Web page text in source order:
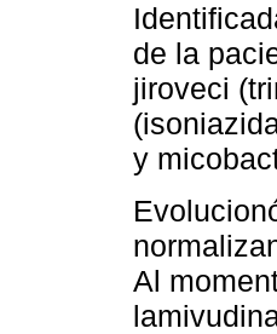
de la
jiroveci
y
Al